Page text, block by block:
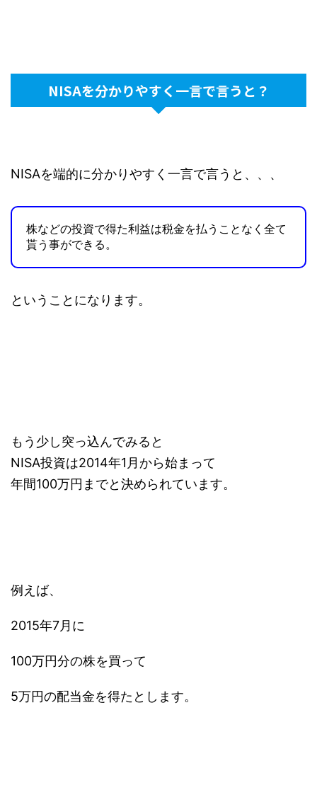
NISAを分かりやすく一言で言うと？
NISAを端的に分かりやすく一言で言うと、、、
株などの投資で得た利益は税金を払うことなく全て
貰う事ができる。
ということになります。
もう少し突っ込んでみると
NISA投資は2014年1月から始まって
年間100万円までと決められています。
例えば、
2015年7月に
100万円分の株を買って
5万円の配当金を得たとします。